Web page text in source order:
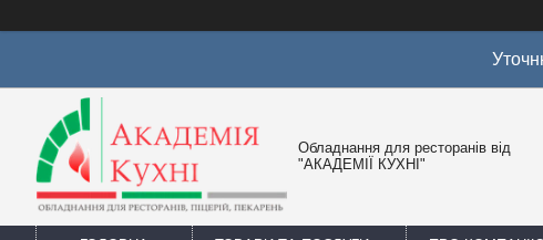
Обладнання для ресторанів від
"АКАДЕМІЇ КУХНІ"